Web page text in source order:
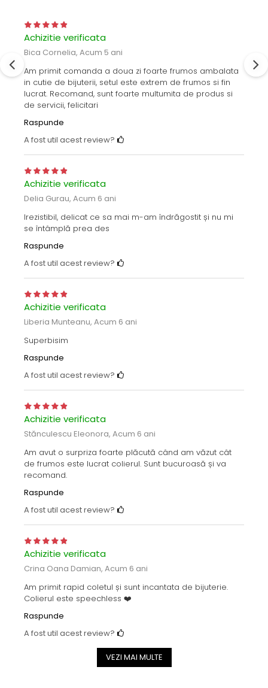
Achizitie verificata
Bica Cornelia, Acum 5 ani
Am primit comanda a doua zi foarte frumos ambalata
in cutie de bijuterii, setul este extrem de frumos si fin
lucrat. Recomand, sunt foarte multumita de produs si
de servicii, felicitari
Raspunde
A fost util acest review?
Achizitie verificata
Delia Gurau, Acum 6 ani
Irezistibil, delicat ce sa mai m-am îndrăgostit și nu mi
se întâmplă prea des
Raspunde
A fost util acest review?
Achizitie verificata
Liberia Munteanu, Acum 6 ani
Superbisim
Raspunde
A fost util acest review?
Achizitie verificata
Stănculescu Eleonora, Acum 6 ani
Am avut o surpriza foarte plăcută când am văzut cât
de frumos este lucrat colierul. Sunt bucuroasă și va
recomand.
Raspunde
A fost util acest review?
Achizitie verificata
Crina Oana Damian, Acum 6 ani
Am primit rapid coletul și sunt incantata de bijuterie.
Colierul este speechless ❤️
Raspunde
A fost util acest review?
VEZI MAI MULTE